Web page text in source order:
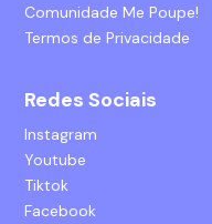
Comunidade Me Poupe!
Termos de Privacidade
Redes Sociais
Instagram
Youtube
Tiktok
Facebook